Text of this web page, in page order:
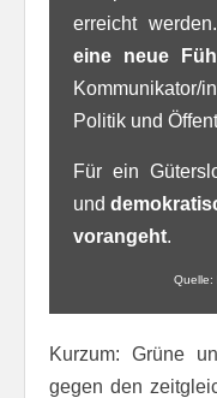
erreicht werden.
eine neue
Politik und
Für ein
und
vorangeht.
Quelle:
Kurzum: Grüne
gegen den